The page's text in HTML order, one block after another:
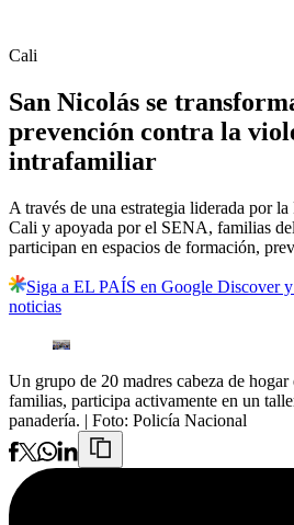
Cali
San Nicolás se
prevención contra la
intrafamiliar
A través de una estrategia liderada por
Cali y apoyada por el SENA, familias
participan en espacios de formación,
Siga a EL PAÍS en Google Discover
noticias
Un grupo de 20 madres cabeza de
familias, participa activamente en un
panadería. | Foto: Policía Nacional